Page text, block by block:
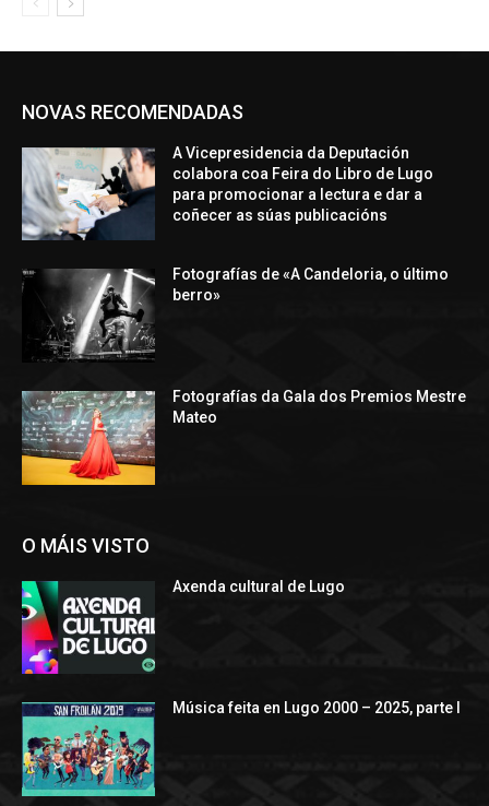
NOVAS RECOMENDADAS
A Vicepresidencia da Deputación
colabora coa Feira do Libro de Lugo
para promocionar a lectura e dar a
coñecer as súas publicacións
Fotografías de «A Candeloria, o último
berro»
Fotografías da Gala dos Premios Mestre
Mateo
O MÁIS VISTO
Axenda cultural de Lugo
Música feita en Lugo 2000 – 2025, parte I